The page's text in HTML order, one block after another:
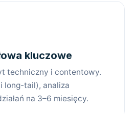
kluczowe
techniczny i contentowy.
long-tail), analiza
na 3–6 miesięcy.